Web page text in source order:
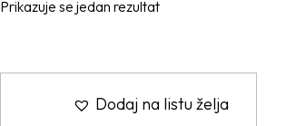
Prikazuje se jedan rezultat
Dodaj na listu želja